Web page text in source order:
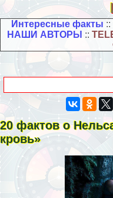
Интересные факты ::
НАШИ АВТОРЫ ::
20 фактов о
кровь»